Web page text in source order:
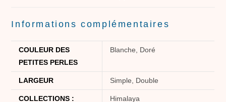
Informations complémentaires
COULEUR DES
PETITES PERLES
Blanche, Doré
LARGEUR Simple, Double
COLLECTIONS : Himalaya